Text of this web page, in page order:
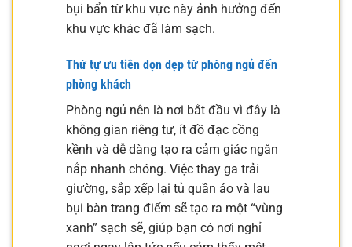
bụi bẩn từ khu vực này ảnh hưởng đến
khu vực khác đã làm sạch.
Thứ tự ưu tiên dọn dẹp từ phòng ngủ đến
phòng khách
Phòng ngủ nên là nơi bắt đầu vì đây là
không gian riêng tư, ít đồ đạc cồng
kềnh và dễ dàng tạo ra cảm giác ngăn
nắp nhanh chóng. Việc thay ga trải
giường, sắp xếp lại tủ quần áo và lau
bụi bàn trang điểm sẽ tạo ra một “vùng
xanh” sạch sẽ, giúp bạn có nơi nghỉ